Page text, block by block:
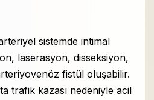
sistemde intimal
laserasyon, disseksiyon,
fistül oluşabilir.
trafik kazası nedeniyle acil